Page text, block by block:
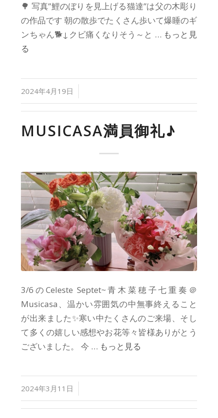
🌳 写真”鯉のぼりを見上げる猫達”は父の木彫り
の作品です 朝の散歩でたくさん歩いて爆睡のギ
ンちゃん🐕↓クビ痛くなりそう～と … もっと見
る
2024年4月19日
MUSICASA満員御礼♪
3/6のCeleste Septet~青木菜穂子七重奏＠
Musicasa、温かい雰囲気の中無事終えること
が出来ました✨寒い中たくさんのご来場、そし
て多くの嬉しい感想やお花等々皆様ありがとう
ございました。 今 … もっと見る
2024年3月11日